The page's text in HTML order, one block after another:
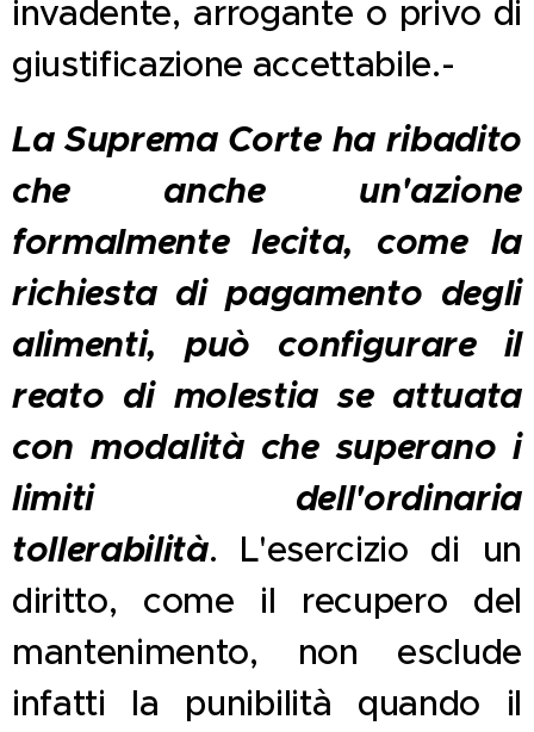
invadente, arrogante o privo di
giustificazione accettabile.-
La Suprema Corte ha ribadito
che anche un'azione
formalmente lecita, come la
richiesta di pagamento degli
alimenti, può configurare il
reato di molestia se attuata
con modalità che superano i
limiti dell'ordinaria
tollerabilità. L'esercizio di un
diritto, come il recupero del
mantenimento, non esclude
infatti la punibilità quando il